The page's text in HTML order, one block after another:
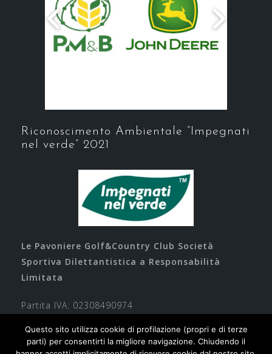
Riconoscimento Ambientale “Impegnati
nel verde” 2021
Le Pavoniere Golf&Country Club Società
Sportiva Dilettantistica a Responsabilità
Limitata
Partita IVA: 02308490974
Questo sito utilizza cookie di profilazione (propri e di terze
parti) per consentirti la migliore navigazione. Chiudendo il